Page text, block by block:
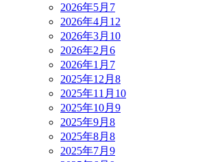
2026年5月 7
2026年4月 12
2026年3月 10
2026年2月 6
2026年1月 7
2025年12月 8
2025年11月 10
2025年10月 9
2025年9月 8
2025年8月 8
2025年7月 9